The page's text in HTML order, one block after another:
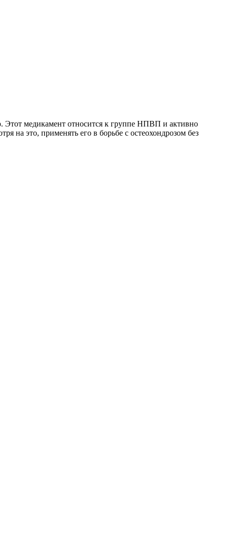
Этот медикамент относится к группе НПВП и активно
на это, применять его в борьбе с остеохондрозом без